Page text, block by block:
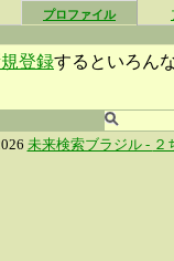
プロファイル
登録するといろん
未来検索ブラジル - ２